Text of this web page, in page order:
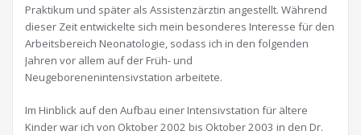
Praktikum und später als Assistenzärztin angestellt. Während
dieser Zeit entwickelte sich mein besonderes Interesse für den
Arbeitsbereich Neonatologie, sodass ich in den folgenden
Jahren vor allem auf der Früh- und
Neugeborenenintensivstation arbeitete.
Im Hinblick auf den Aufbau einer Intensivstation für ältere
Kinder war ich von Oktober 2002 bis Oktober 2003 in den Dr.